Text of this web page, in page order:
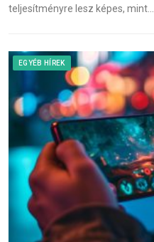
teljesítményre lesz képes, mint…
EGYÉB HÍREK